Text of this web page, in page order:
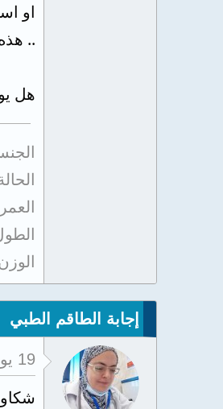
او
..
هل
العمر
إجابة الطاقم الطبي
19 يونيو 2023